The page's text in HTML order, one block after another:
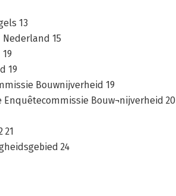
13
15
19
Bouwnijverheid 19
Bouw¬nijverheid 20
21
24